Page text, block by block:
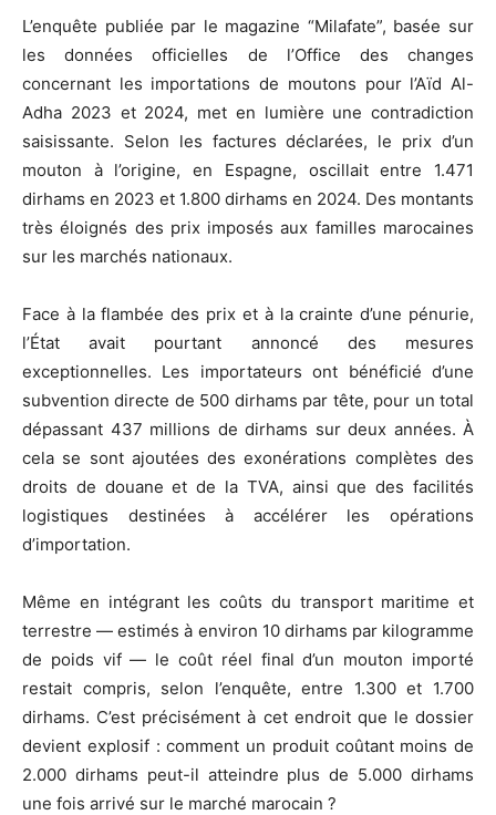
L’enquête publiée par le magazine “Milafate”, basée sur
les données officielles de l’Office des changes
concernant les importations de moutons pour l’Aïd Al-
Adha 2023 et 2024, met en lumière une contradiction
saisissante. Selon les factures déclarées, le prix d’un
mouton à l’origine, en Espagne, oscillait entre 1.471
dirhams en 2023 et 1.800 dirhams en 2024. Des montants
très éloignés des prix imposés aux familles marocaines
sur les marchés nationaux.
Face à la flambée des prix et à la crainte d’une pénurie,
l’État avait pourtant annoncé des mesures
exceptionnelles. Les importateurs ont bénéficié d’une
subvention directe de 500 dirhams par tête, pour un total
dépassant 437 millions de dirhams sur deux années. À
cela se sont ajoutées des exonérations complètes des
droits de douane et de la TVA, ainsi que des facilités
logistiques destinées à accélérer les opérations
d’importation.
Même en intégrant les coûts du transport maritime et
terrestre — estimés à environ 10 dirhams par kilogramme
de poids vif — le coût réel final d’un mouton importé
restait compris, selon l’enquête, entre 1.300 et 1.700
dirhams. C’est précisément à cet endroit que le dossier
devient explosif : comment un produit coûtant moins de
2.000 dirhams peut-il atteindre plus de 5.000 dirhams
une fois arrivé sur le marché marocain ?